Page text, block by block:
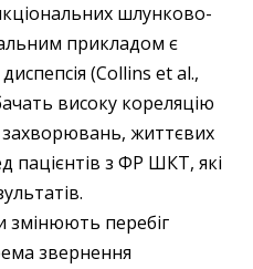
шлунково-
прикладом є
(Collins et al.,
високу кореляцію
захворювань, життєвих
пацієнтів з ФР ШКТ, які
змінюють перебіг
­звернення